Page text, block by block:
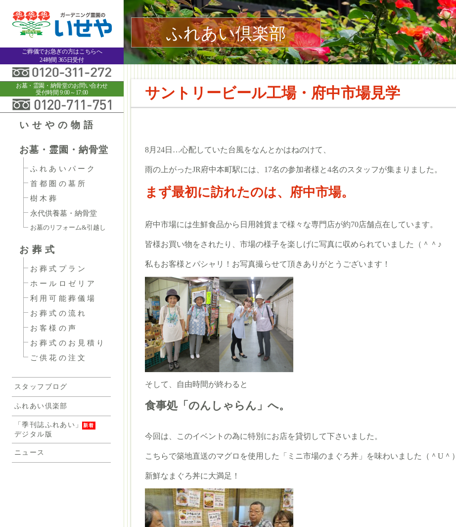
ご葬儀でお急ぎの方はこちらへ
24時間 365日受付
お墓・霊園・納骨堂のお問い合わせ
受付時間 9:00～17:00
いせやの物語
お墓・霊園・納骨堂
ふれあいパーク
首都圏の墓所
樹木葬
永代供養墓・納骨堂
お墓のリフォーム&引越し
お葬式
お葬式プラン
ホールロゼリア
利用可能葬儀場
お葬式の流れ
お客様の声
お葬式のお見積り
ご供花の注文
スタッフブログ
ふれあい倶楽部
「季刊誌ふれあい」
デジタル版
ニュース
ふれあい倶楽部
サントリービール工場・府中市場見学
8月24日…心配していた台風をなんとかはねのけて、
雨の上がったJR府中本町駅には、17名の参加者様と4名のスタッフが集まりました。
まず最初に訪れたのは、府中市場。
府中市場には生鮮食品から日用雑貨まで様々な専門店が約70店舗点在しています。
皆様お買い物をされたり、市場の様子を楽しげに写真に収められていました（＾＾♪
私もお客様とパシャリ！お写真撮らせて頂きありがとうございます！
そして、自由時間が終わると
食事処「のんしゃらん」へ。
今回は、このイベントの為に特別にお店を貸切して下さいました。
こちらで築地直送のマグロを使用した「ミニ市場のまぐろ丼」を味わいました（＾U＾）
新鮮なまぐろ丼に大満足！